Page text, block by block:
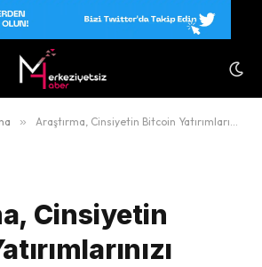
» Araştırma, Cinsiyetin Bitcoin Yatırımlarınızı Nasıl Etkilediğini Buluyor
Cinsiyetin